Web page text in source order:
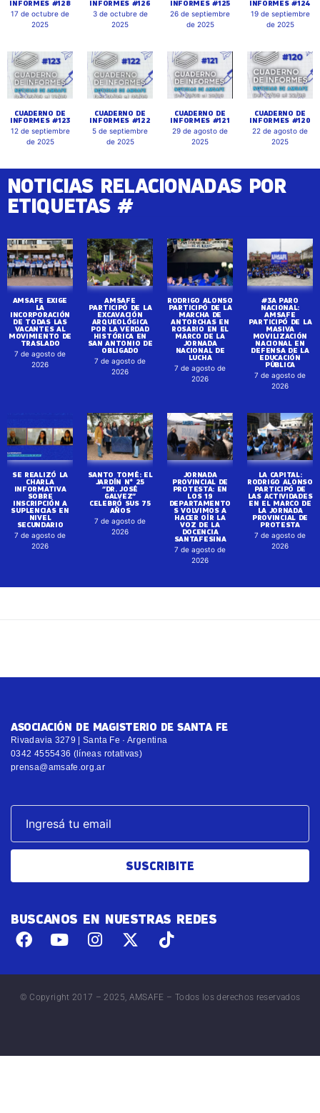
INFORMES #128
17 de octubre de
2025
INFORMES #126
3 de octubre de
2025
INFORMES #125
26 de septiembre
de 2025
INFORMES #124
19 de septiembre
de 2025
CUADERNO DE
INFORMES #123
12 de septiembre
de 2025
CUADERNO DE
INFORMES #122
5 de septiembre
de 2025
CUADERNO DE
INFORMES #121
29 de agosto de
2025
CUADERNO DE
INFORMES #120
22 de agosto de
2025
NOTICIAS RELACIONADAS POR
ETIQUETAS #
AMSAFE EXIGE
LA
INCORPORACIÓN
DE TODAS LAS
VACANTES AL
MOVIMIENTO DE
TRASLADO
7 de agosto de
2026
AMSAFE
PARTICIPÓ DE LA
EXCAVACIÓN
ARQUEOLÓGICA
POR LA VERDAD
HISTÓRICA EN
SAN ANTONIO DE
OBLIGADO
7 de agosto de
2026
RODRIGO ALONSO
PARTICIPÓ DE LA
MARCHA DE
ANTORCHAS EN
ROSARIO EN EL
MARCO DE LA
JORNADA
NACIONAL DE
LUCHA
7 de agosto de
2026
#3A PARO
NACIONAL:
AMSAFE
PARTICIPÓ DE LA
MASIVA
MOVILIZACIÓN
NACIONAL EN
DEFENSA DE LA
EDUCACIÓN
PÚBLICA
7 de agosto de
2026
SE REALIZÓ LA
CHARLA
INFORMATIVA
SOBRE
INSCRIPCIÓN A
SUPLENCIAS EN
NIVEL
SECUNDARIO
7 de agosto de
2026
SANTO TOMÉ: EL
JARDÍN N° 25
“DR. JOSÉ
GALVEZ”
CELEBRÓ SUS 75
AÑOS
7 de agosto de
2026
JORNADA
PROVINCIAL DE
PROTESTA: EN
LOS 19
DEPARTAMENTO
S VOLVIMOS A
HACER OÍR LA
VOZ DE LA
DOCENCIA
SANTAFESINA
7 de agosto de
2026
LA CAPITAL:
RODRIGO ALONSO
PARTICIPÓ DE
LAS ACTIVIDADES
EN EL MARCO DE
LA JORNADA
PROVINCIAL DE
PROTESTA
7 de agosto de
2026
ASOCIACIÓN DE MAGISTERIO DE SANTA FE
Rivadavia 3279 | Santa Fe · Argentina
0342 4555436 (líneas rotativas)
prensa@amsafe.org.ar
SUSCRIBITE
BUSCANOS EN NUESTRAS REDES
© Copyright 2017 – 2025, AMSAFE – Todos los derechos reservados